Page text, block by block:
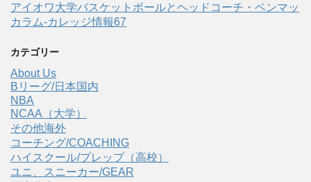
アイオワ大学バスケットボールとヘッドコーチ・ベンマッ
カラム-カレッジ情報67
カテゴリー
About Us
Bリーグ/日本国内
NBA
NCAA（大学）
その他海外
コーチング/COACHING
ハイスクール/プレップ（高校）
ユニ、スニーカー/GEAR